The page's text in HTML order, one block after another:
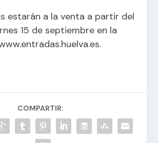
estarán a la venta a partir del
15 de septiembre en la
.
COMPARTIR: